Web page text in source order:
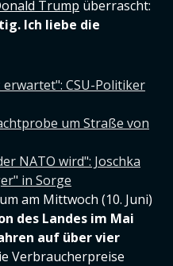
Trump überrascht:
Ich liebe die
CSU-Politiker
um Straße von
NATO wird": Joschka
in Sorge
am Mittwoch (10. Juni)
des Landes im Mai
auf über vier
Verbraucherpreise